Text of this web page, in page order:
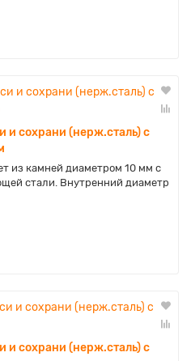
и сохрани (нерж.сталь) с
из камней диаметром 10 мм с
стали. Внутренний диаметр
и сохрани (нерж.сталь) с